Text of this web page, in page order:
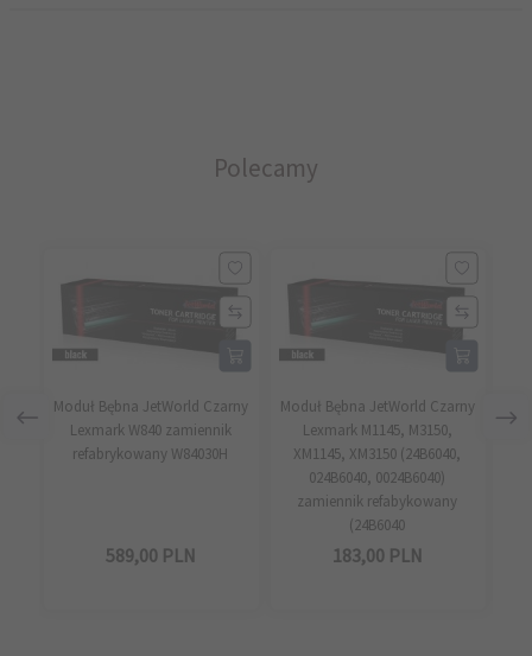
Polecamy
Moduł Bębna JetWorld Czarny
Lexmark W840 zamiennik
refabrykowany W84030H
589,00 PLN
Moduł Bębna JetWorld Czarny
Lexmark M1145, M3150,
XM1145, XM3150 (24B6040,
024B6040, 0024B6040)
zamiennik refabykowany
(24B6040
183,00 PLN